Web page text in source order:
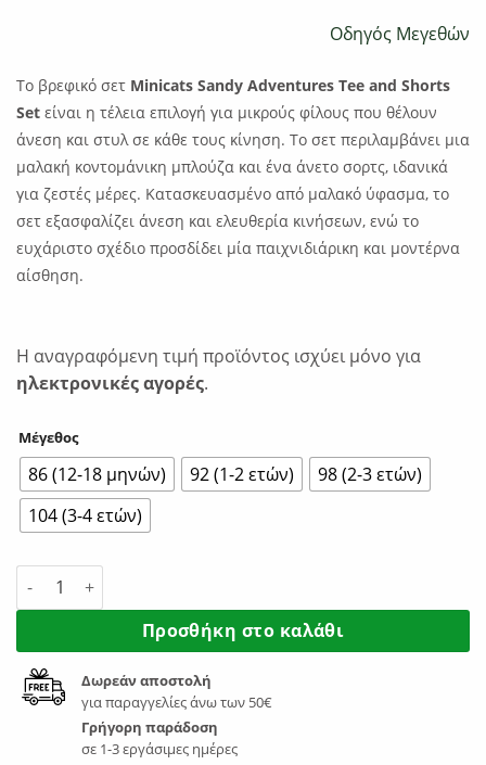
€25.59.
Οδηγός Μεγεθών
Το βρεφικό σετ Minicats Sandy Adventures Tee and Shorts
Set είναι η τέλεια επιλογή για μικρούς φίλους που θέλουν
άνεση και στυλ σε κάθε τους κίνηση. Το σετ περιλαμβάνει μια
μαλακή κοντομάνικη μπλούζα και ένα άνετο σορτς, ιδανικά
για ζεστές μέρες. Κατασκευασμένο από μαλακό ύφασμα, το
σετ εξασφαλίζει άνεση και ελευθερία κινήσεων, ενώ το
ευχάριστο σχέδιο προσδίδει μία παιχνιδιάρικη και μοντέρνα
αίσθηση.
Η αναγραφόμενη τιμή προϊόντος ισχύει μόνο για
ηλεκτρονικές αγορές.
Μέγεθος
86 (12-18 μηνών) 92 (1-2 ετών)
98 (2-3 ετών)
104 (3-4 ετών)
Puma Minicats Sandy Adventures Set Toddler 686286-87
Προσθήκη στο καλάθι
Δωρεάν αποστολή
για παραγγελίες άνω των 50€
Γρήγορη παράδοση
σε 1-3 εργάσιμες ημέρες